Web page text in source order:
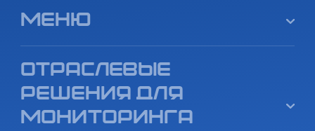
Меню
Отраслевые
решения для
мониторинга